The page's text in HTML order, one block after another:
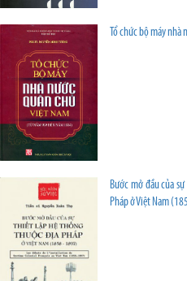
Tổ chức bộ máy
Bước mở đầu của
Pháp ở Việt Nam